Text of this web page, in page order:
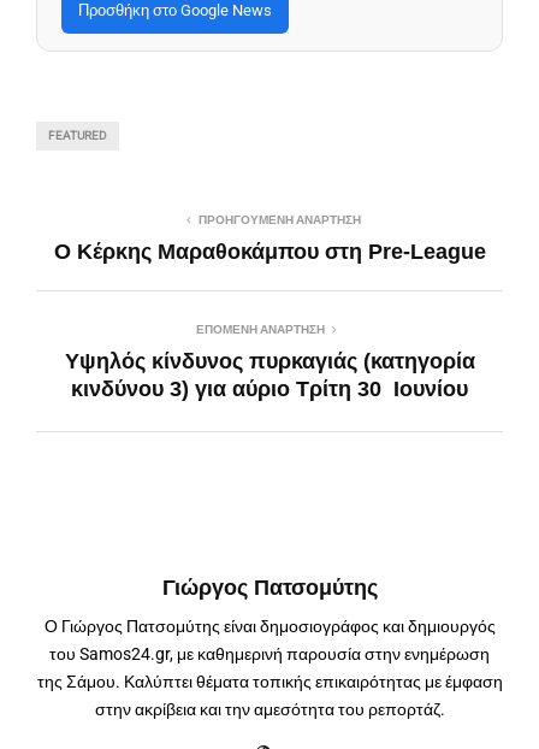
Προσθήκη στο Google News
FEATURED
ΠΡΟΗΓΟΎΜΕΝΗ ΑΝΆΡΤΗΣΗ
Ο Κέρκης Μαραθοκάμπου στη Pre-League
ΕΠΌΜΕΝΗ ΑΝΆΡΤΗΣΗ
Υψηλός κίνδυνος πυρκαγιάς (κατηγορία
κινδύνου 3) για αύριο Τρίτη 30 Ιουνίου
Γιώργος Πατσομύτης
Ο Γιώργος Πατσομύτης είναι δημοσιογράφος και δημιουργός
του Samos24.gr, με καθημερινή παρουσία στην ενημέρωση
της Σάμου. Καλύπτει θέματα τοπικής επικαιρότητας με έμφαση
στην ακρίβεια και την αμεσότητα του ρεπορτάζ.